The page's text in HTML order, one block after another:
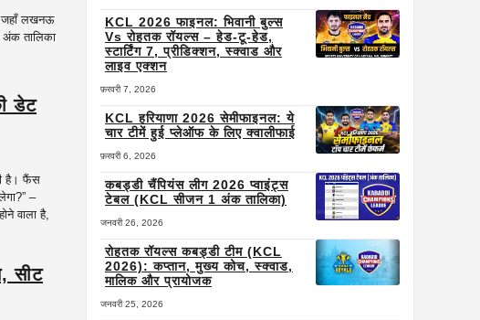
जहाँ लखनऊ
अंक तालिका
डेट
है। फैंस
–
वाला है,
सीट
KCL 2026 फाइनल: भिवानी बुल्स
Vs रोहतक रॉयल्स – हेड-टू-हेड,
स्टार्टिंग 7, प्रीडिक्शन, स्क्वाड और
लाइव एक्शन
फ़रवरी 7, 2026
KCL हरियाणा 2026 सेमीफाइनल: ये
चार टीमें हुई प्लेऑफ के लिए क्वालीफाई
फ़रवरी 6, 2026
कबड्डी चैंपियंस लीग 2026 प्वाइंट्स
टेबल (KCL सीजन 1 अंक तालिका)
जनवरी 26, 2026
रोहतक रॉयल्स कबड्डी टीम (KCL
2026): कप्तान, मुख्य कोच, स्क्वाड,
मालिक और प्रायोजक
जनवरी 25, 2026